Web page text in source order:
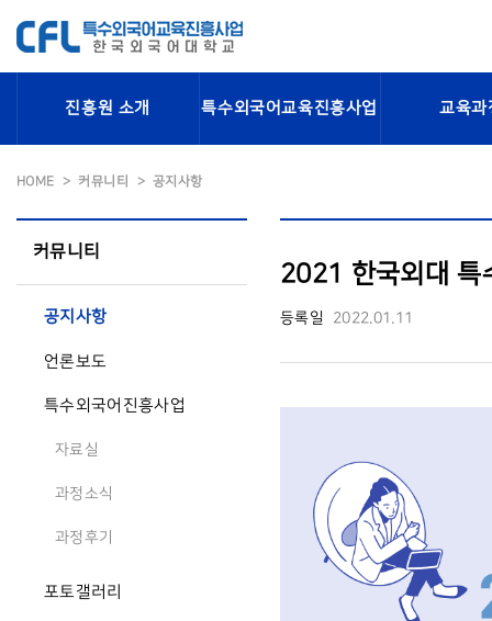
진흥원 소개 특수외국어교육진흥사업 교육과
HOME 커뮤니티 공지사항
커뮤니티
공지사항
언론보도
특수외국어진흥사업
자료실
과정소식
과정후기
포토갤러리
2021 한국외대 특
등록일 2022.01.11